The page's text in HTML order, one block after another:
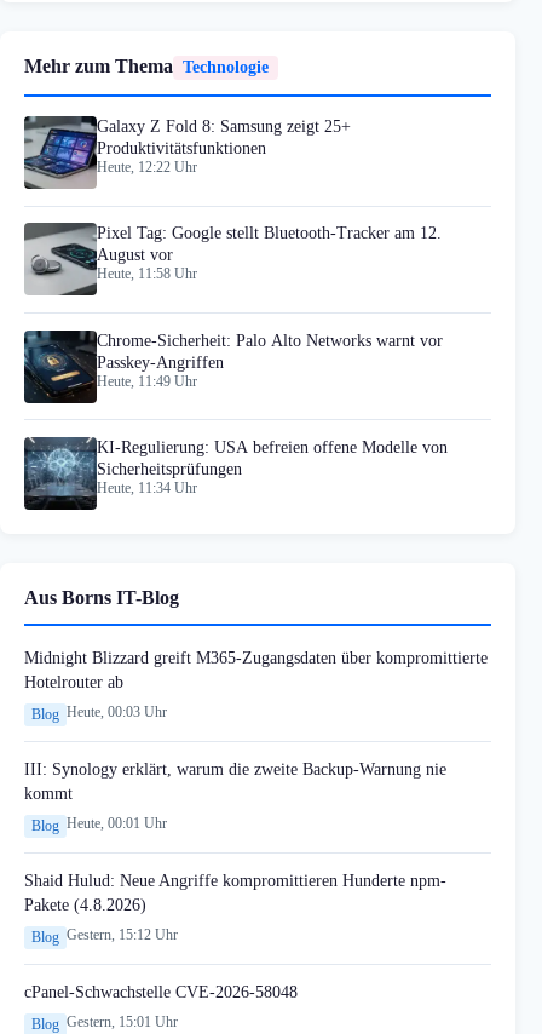
Mehr zum Thema Technologie
Galaxy Z Fold 8: Samsung zeigt 25+
Produktivitätsfunktionen
Heute, 12:22 Uhr
Pixel Tag: Google stellt Bluetooth-Tracker am 12.
August vor
Heute, 11:58 Uhr
Chrome-Sicherheit: Palo Alto Networks warnt vor
Passkey-Angriffen
Heute, 11:49 Uhr
KI-Regulierung: USA befreien offene Modelle von
Sicherheitsprüfungen
Heute, 11:34 Uhr
Aus Borns IT-Blog
Midnight Blizzard greift M365-Zugangsdaten über kompromittierte
Hotelrouter ab
Blog Heute, 00:03 Uhr
III: Synology erklärt, warum die zweite Backup-Warnung nie
kommt
Blog Heute, 00:01 Uhr
Shaid Hulud: Neue Angriffe kompromittieren Hunderte npm-
Pakete (4.8.2026)
Blog Gestern, 15:12 Uhr
cPanel-Schwachstelle CVE-2026-58048
Blog Gestern, 15:01 Uhr